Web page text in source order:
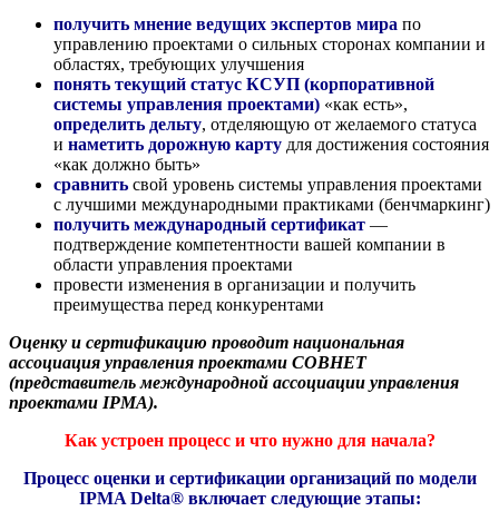
получить мнение ведущих экспертов мира по
управлению проектами о сильных сторонах компании и
областях, требующих улучшения
понять текущий статус КСУП (корпоративной
системы управления проектами) «как есть»,
определить дельту, отделяющую от желаемого статуса
и наметить дорожную карту для достижения состояния
«как должно быть»
сравнить свой уровень системы управления проектами
с лучшими международными практиками (бенчмаркинг)
получить международный сертификат —
подтверждение компетентности вашей компании в
области управления проектами
провести изменения в организации и получить
преимущества перед конкурентами
Оценку и сертификацию проводит национальная
ассоциация управления проектами СОВНЕТ
(представитель международной ассоциации управления
проектами IPMA).
Как устроен процесс и что нужно для начала?
Процесс оценки и сертификации организаций по модели
IPMA Delta® включает следующие этапы: